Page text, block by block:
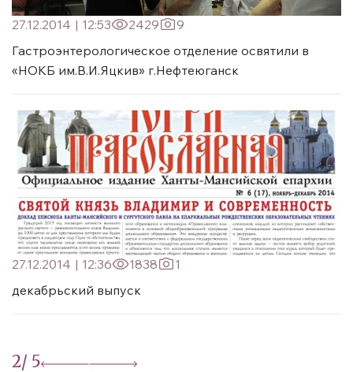
27.12.2014 | 12:53 2429
9
Гастроэнтерологическое отделение освятили в
«НОКБ им.В.И.Яцкив» г.Нефтеюганск
27.12.2014 | 12:36 1838
1
декабрьский выпуск
2/ 5